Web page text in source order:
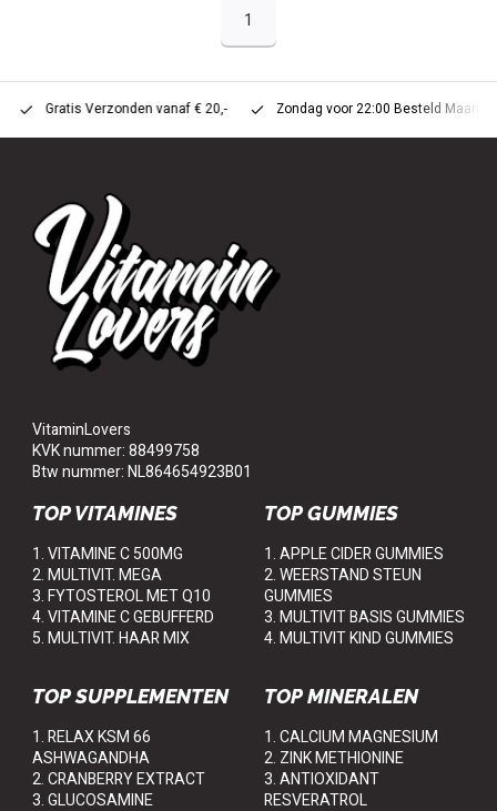
1
Gratis Verzonden vanaf € 20,- Zondag voor 22:00 Besteld
VitaminLovers
KVK nummer: 88499758
Btw nummer: NL864654923B01
TOP VITAMINES
1. VITAMINE C 500MG
2. MULTIVIT. MEGA
3. FYTOSTEROL MET Q10
4. VITAMINE C GEBUFFERD
5. MULTIVIT. HAAR MIX
TOP GUMMIES
1. APPLE CIDER GUMMIES
2. WEERSTAND STEUN
GUMMIES
3. MULTIVIT BASIS GUMMIES
4. MULTIVIT KIND GUMMIES
TOP SUPPLEMENTEN
1. RELAX KSM 66
ASHWAGANDHA
2. CRANBERRY EXTRACT
3. GLUCOSAMINE
TOP MINERALEN
1. CALCIUM MAGNESIUM
2. ZINK METHIONINE
3. ANTIOXIDANT
RESVERATROL